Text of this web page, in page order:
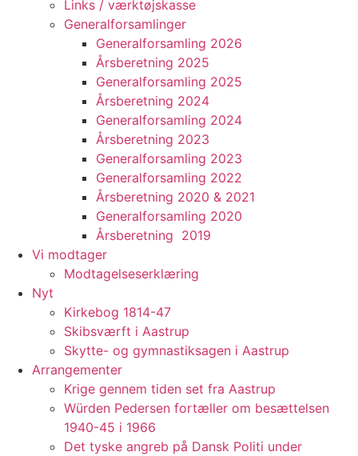
Links / værktøjskasse
Generalforsamlinger
Generalforsamling 2026
Årsberetning 2025
Generalforsamling 2025
Årsberetning 2024
Generalforsamling 2024
Årsberetning 2023
Generalforsamling 2023
Generalforsamling 2022
Årsberetning 2020 & 2021
Generalforsamling 2020
Årsberetning 2019
Vi modtager
Modtagelseserklæring
Nyt
Kirkebog 1814-47
Skibsværft i Aastrup
Skytte- og gymnastiksagen i Aastrup
Arrangementer
Krige gennem tiden set fra Aastrup
Würden Pedersen fortæller om besættelsen
1940-45 i 1966
Det tyske angreb på Dansk Politi under